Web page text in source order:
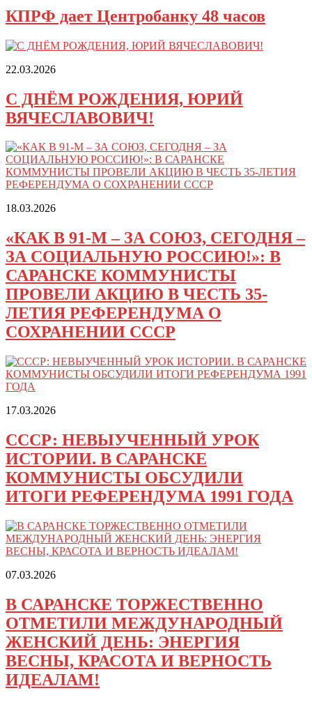
КПРФ дает Центробанку 48 часов
22.03.2026
С ДНЁМ РОЖДЕНИЯ, ЮРИЙ
ВЯЧЕСЛАВОВИЧ!
18.03.2026
«КАК В 91-М – ЗА СОЮЗ, СЕГОДНЯ –
ЗА СОЦИАЛЬНУЮ РОССИЮ!»: В
САРАНСКЕ КОММУНИСТЫ
ПРОВЕЛИ АКЦИЮ В ЧЕСТЬ 35-
ЛЕТИЯ РЕФЕРЕНДУМА О
СОХРАНЕНИИ СССР
17.03.2026
СССР: НЕВЫУЧЕННЫЙ УРОК
ИСТОРИИ. В САРАНСКЕ
КОММУНИСТЫ ОБСУДИЛИ
ИТОГИ РЕФЕРЕНДУМА 1991 ГОДА
07.03.2026
В САРАНСКЕ ТОРЖЕСТВЕННО
ОТМЕТИЛИ МЕЖДУНАРОДНЫЙ
ЖЕНСКИЙ ДЕНЬ: ЭНЕРГИЯ
ВЕСНЫ, КРАСОТА И ВЕРНОСТЬ
ИДЕАЛАМ!